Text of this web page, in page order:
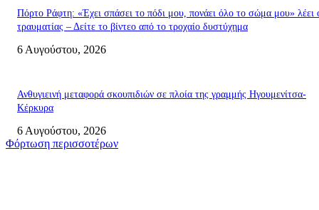
Πόρτο Ράφτη: «Έχει σπάσει το πόδι μου, πονάει όλο το σώμα μου» λέει
τραυματίας – Δείτε το βίντεο από το τροχαίο δυστύχημα
6 Αυγούστου, 2026
Ανθυγιεινή μεταφορά σκουπιδιών σε πλοία της γραμμής Ηγουμενίτσα-
Κέρκυρα
6 Αυγούστου, 2026
Φόρτωση περισσοτέρων